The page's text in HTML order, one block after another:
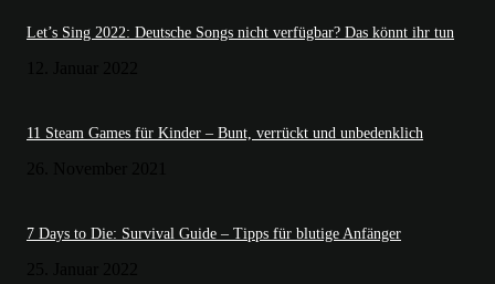
Let’s Sing 2022: Deutsche Songs nicht verfügbar? Das könnt ihr tun
11 Steam Games für Kinder – Bunt, verrückt und unbedenklich
7 Days to Die: Survival Guide – Tipps für blutige Anfänger